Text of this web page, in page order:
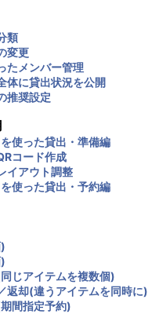
類
変更
たメンバー管理
体に貸出状況を公開
推奨設定
使った貸出・準備編
コード作成
イアウト調整
使った貸出・予約編
じアイテムを複数個)
返却(違うアイテムを同時に)
間指定予約)